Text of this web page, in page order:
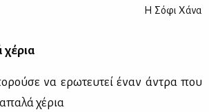
Η Σόφι Χάνα
να ερω­τευ­τεί έναν άντρα που
απα­λά χέ­ρια